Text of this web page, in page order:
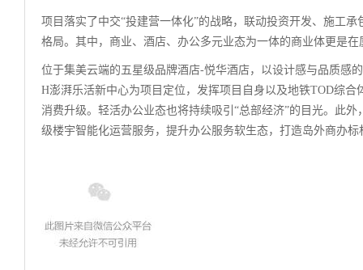
项目落实了中交“投建营一体化”的战略，联动投资开发、施工
格局。其中，商业、酒店、办公多元业态为一体的商业体更是
位于集美云端的五星级品牌酒店-悦华酒店，以设计感与品质感
H澎湃乐活新中心为项目定位，发挥项目自身以及地铁TOD综
消费升级。轻活办公业态也将持续吸引“总部经济”的目光。此
级楼宇智能化运营服务，提升办公服务软生态，打造岛外商办标